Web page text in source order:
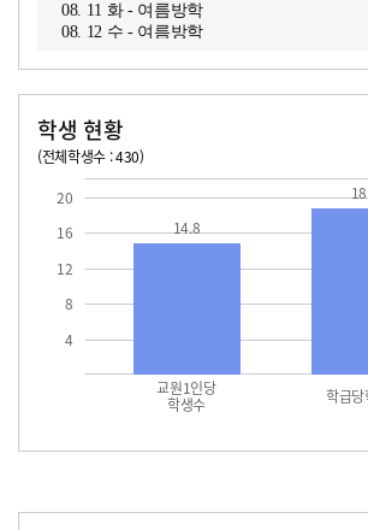
08. 11 화 - 여름방학
08. 12 수 - 여름방학
학생 현황
(전체학생수 : 430)
4
8
12
16
20
교원1인당
학생수 학급
14.8